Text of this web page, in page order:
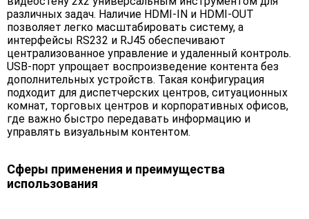
различных задач. Наличие HDMI-IN и HDMI-OUT
позволяет легко масштабировать систему, а
интерфейсы RS232 и RJ45 обеспечивают
централизованное управление и удаленный контроль.
USB-порт упрощает воспроизведение контента без
дополнительных устройств. Такая конфигурация
подходит для диспетчерских центров, ситуационных
комнат, торговых центров и корпоративных офисов,
где важно быстро передавать информацию и
управлять визуальным контентом.
Сферы применения и преимущества
использования